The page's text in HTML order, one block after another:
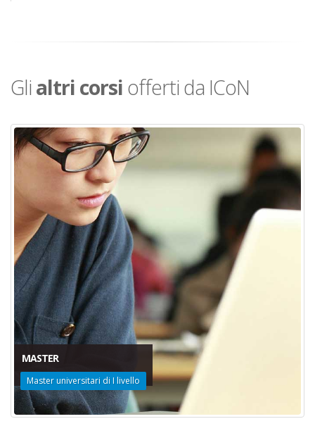
Gli altri corsi offerti da ICoN
MASTER
Master universitari di I livello